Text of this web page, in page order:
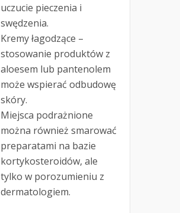
uczucie pieczenia i
swędzenia.
Kremy łagodzące –
stosowanie produktów z
aloesem lub pantenolem
może wspierać odbudowę
skóry.
Miejsca podrażnione
można również smarować
preparatami na bazie
kortykosteroidów, ale
tylko w porozumieniu z
dermatologiem.